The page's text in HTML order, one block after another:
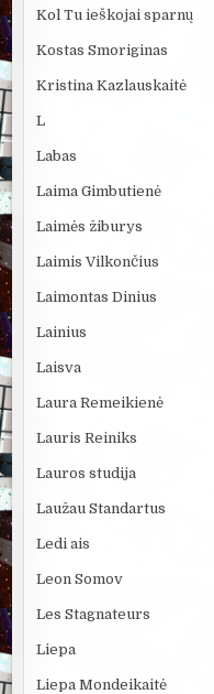
Kol Tu ieškojai sparnų
Kostas Smoriginas
Kristina Kazlauskaitė
L
Labas
Laima Gimbutienė
Laimės žiburys
Laimis Vilkončius
Laimontas Dinius
Lainius
Laisva
Laura Remeikienė
Lauris Reiniks
Lauros studija
Laužau Standartus
Ledi ais
Leon Somov
Les Stagnateurs
Liepa
Liepa Mondeikaitė